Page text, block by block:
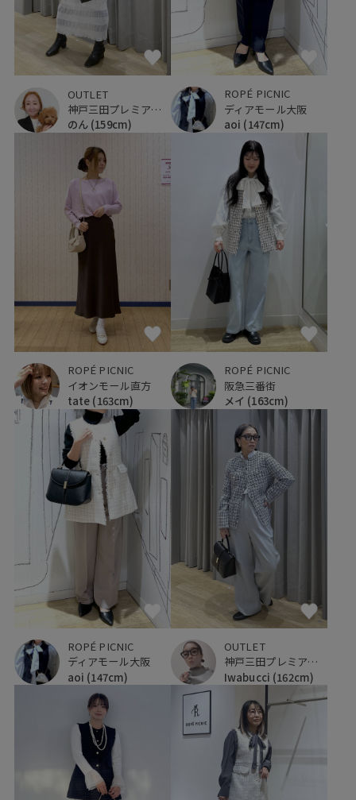
OUTLET
神戸三田プレミアム・アウトレット
のん (159cm)
ROPÉ PICNIC
ディアモール大阪
aoi (147cm)
ROPÉ PICNIC
イオンモール直方
tate (163cm)
ROPÉ PICNIC
阪急三番街
メイ (163cm)
ROPÉ PICNIC
ディアモール大阪
aoi (147cm)
OUTLET
神戸三田プレミアム・アウトレット
Iwabucci (162cm)